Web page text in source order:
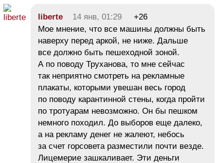
liberte 14 янв, 01:29
+26
Мое мнение, что все машины должны быть
наверху перед аркой, не ниже. Дальше
все должно быть пешеходной зоной.
А по поводу Труханова, то мне сейчас
так неприятно смотреть на рекламные
плакаты, которыми увешан весь город
по поводу карантинной стены, когда пройти
по тротуарам невозможно. Он бы пешком
немного походил. До выборов еще далеко,
а на рекламу денег не жалеют, небось
за счет горсовета разместили почти везде.
Лицемерие зашкаливает. Эти деньги